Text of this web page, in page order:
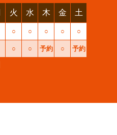
火 水 木 金 土
○ ○ ○ ○ ○
○ ○ 予約 ○ 予約